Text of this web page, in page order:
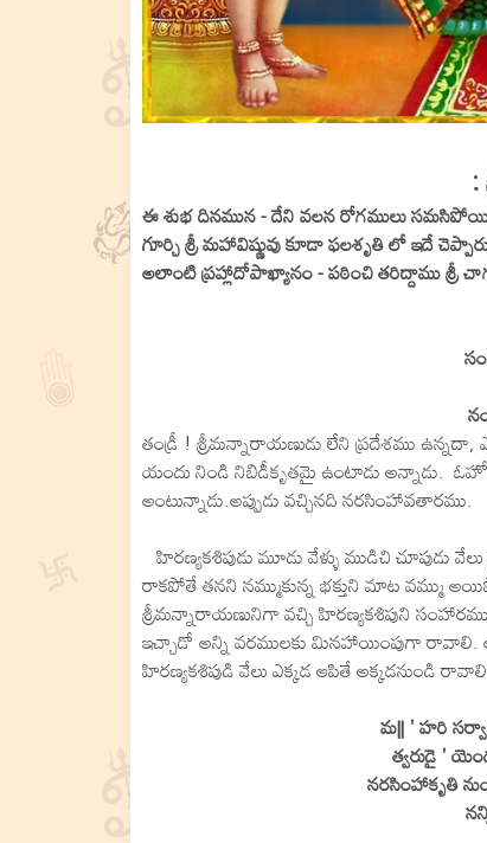
ఈ శుభ దినమున - దేని వలన రోగములు
గూర్చి శ్రీ మహావిష్ణువు కూడా ఫలశృతి లో ఇదే
అలాంటి ప్రహ్లాదోపాఖ్యానం - పఠించి తరిద్దాము శ్రీ
తండ్రీ ! శ్రీమన్నారాయణుడు లేని ప్రదేశము ఉన్నదా,
యందు నిండి నిబిడీకృతమై ఉంటాడు అన్నాడు.
అంటున్నాడు.అప్పుడు వచ్చినది నరసింహావతారము.
హిరణ్యకశిపుడు మూడు వేళ్ళు ముడిచి చూపుడు
రాకపోతే తనని నమ్ముకున్న భక్తుని మాట వమ్ము
శ్రీమన్నారాయణునిగా వచ్చి హిరణ్యకశిపుని
ఇచ్చాడో అన్ని వరములకు మినహాయింపుగా రావాలి.
హిరణ్యకశిపుడి వేలు ఎక్కడ ఆపితే అక్కడనుండి
మ|| ' హరి
త్వరుడై '
నరసింహాకృతి